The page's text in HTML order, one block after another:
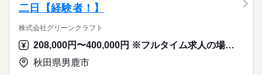
二日【経験者！】
株式会社グリーンクラフト
208,000円〜400,000円 ※フルタイム求人の場合は月額（換算額）、パート求人の場合は時間額を表示しています。
秋田県男鹿市